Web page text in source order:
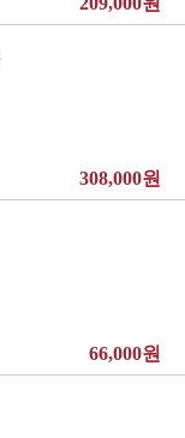
308,000원
66,000원